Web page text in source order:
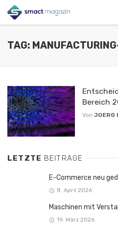
TAG:
Bereich
Von JOERG
LETZTE BEITRÄGE
E-Commerce neu
8. April 2026
Maschinen mit
19. März 2026